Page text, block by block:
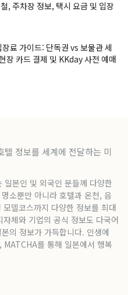
, 주차장 정보, 택시 요금 및 입장
료 가이드: 단독권 vs 보물관 세
장 카드 결제 및 KKday 사전 예매
정보를 세계에 전달하는 미
본인 및 외국인 분들께 다양한
소뿐만 아니라 호텔과 온천, 음
델코스까지 다양한 정보를 최대
체와 기업의 공식 정보도 다국어
의 정보가 가득합니다. 인생에
를 통해 일본에서 행복